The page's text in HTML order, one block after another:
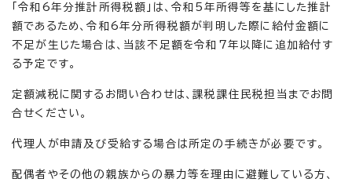
「令和6年分推計所得税額」は、令和5年所得等を基にした推計
額であるため、令和6年分所得税額が判明した際に給付金額に
不足が生じた場合は、当該不足額を令和7年以降に追加給付す
る予定です。
定額減税に関するお問い合わせは、課税課住民税担当までお問
合せください。
代理人が申請及び受給する場合は所定の手続きが必要です。
配偶者やその他の親族からの暴力等を理由に避難している方、